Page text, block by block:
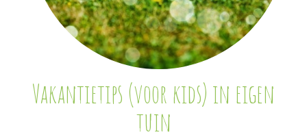
Vakantietips (voor kids) in eigen
tuin